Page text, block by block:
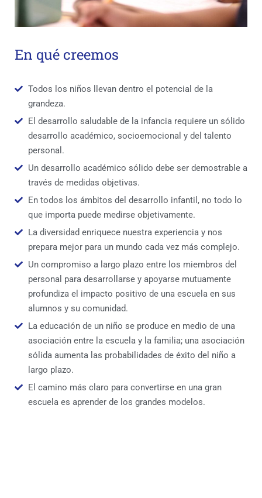
En qué creemos
Todos los niños llevan dentro el potencial de la
grandeza.
El desarrollo saludable de la infancia requiere un sólido
desarrollo académico, socioemocional y del talento
personal.
Un desarrollo académico sólido debe ser demostrable a
través de medidas objetivas.
En todos los ámbitos del desarrollo infantil, no todo lo
que importa puede medirse objetivamente.
La diversidad enriquece nuestra experiencia y nos
prepara mejor para un mundo cada vez más complejo.
Un compromiso a largo plazo entre los miembros del
personal para desarrollarse y apoyarse mutuamente
profundiza el impacto positivo de una escuela en sus
alumnos y su comunidad.
La educación de un niño se produce en medio de una
asociación entre la escuela y la familia; una asociación
sólida aumenta las probabilidades de éxito del niño a
largo plazo.
El camino más claro para convertirse en una gran
escuela es aprender de los grandes modelos.